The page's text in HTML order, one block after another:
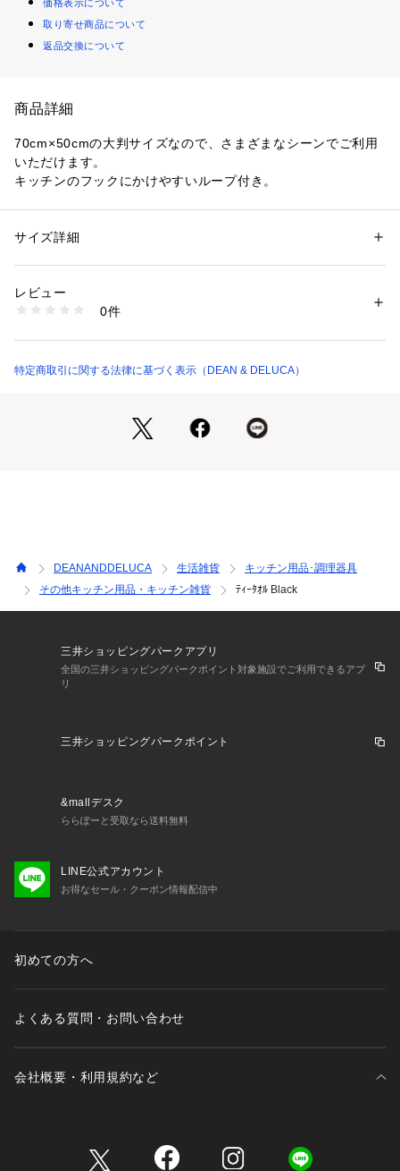
価格表示について
取り寄せ商品について
返品交換について
商品詳細
70cm×50cmの大判サイズなので、さまざまなシーンでご利用
いただけます。
キッチンのフックにかけやすいループ付き。
性別：レディース
品・キッチン雑貨
生産国：インド
1101600000020
サイズ詳細
レビュー
0件
特定商取引に関する法律に基づく表示（DEAN & DELUCA）
DEANANDDELUCA 生活雑貨
キッチン用品･調理器具
その他キッチン用品・キッチン雑貨
ﾃｨｰﾀｵﾙ Black
三井ショッピングパークアプリ
全国の三井ショッピングパークポイント対象施設でご利用できるアプ
リ
三井ショッピングパークポイント
&mallデスク
ららぽーと受取なら送料無料
LINE公式アカウント
お得なセール・クーポン情報配信中
初めての方へ
よくある質問・お問い合わせ
会社概要・利用規約など